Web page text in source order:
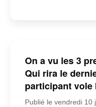
On a vu les 3
Qui rira le
participant vole
Publié le vendredi 10